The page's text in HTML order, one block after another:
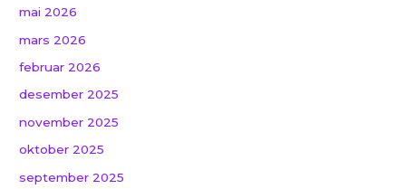
mai 2026
mars 2026
februar 2026
desember 2025
november 2025
oktober 2025
september 2025